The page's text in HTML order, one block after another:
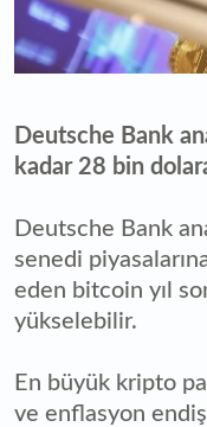
Deutsche Bank
kadar 28 bin
Deutsche Bank
senedi
eden bitcoin yıl
yükselebilir.
En büyük kripto
ve enflasyon